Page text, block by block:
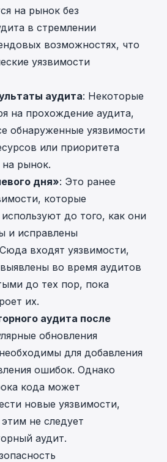
на рынок без
в стремлении
возможностях, что
уязвимости
аудита: Некоторые
на прохождение аудита,
обнаруженные уязвимости
или приоритета
рынок.
дня»: Это ранее
которые
до того, как они
и исправлены
входят уязвимости,
во время аудитов
до тех пор, пока
их.
аудита после
обновления
для добавления
ошибок. Однако
кода может
новые уязвимости,
не следует
аудит.